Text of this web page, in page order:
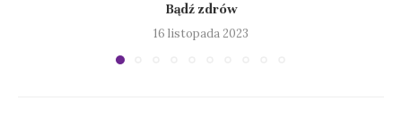
Bądź zdrów
16 listopada 2023